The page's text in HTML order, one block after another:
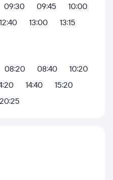
09:30 09:45
10:00
12:40 13:00
13:15
08:20 08:40
10:20
14:40
15:20
20:25